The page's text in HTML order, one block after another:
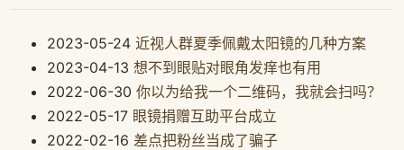
2023-05-24 近视人群夏季佩戴太阳镜的几种方案
2023-04-13 想不到眼贴对眼角发痒也有用
2022-06-30 你以为给我一个二维码，我就会扫吗？
2022-05-17 眼镜捐赠互助平台成立
2022-02-16 差点把粉丝当成了骗子